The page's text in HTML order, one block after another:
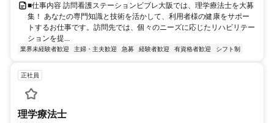
■仕事内容 訪問看護ステーションビブレ大阪では、理学療法士を大募
集！ あなたの専門知識と技術を活かして、利用者様の健康をサポー
トするお仕事です。訪問先では、個々のニーズに応じたリハビリテー
ションを提...
業界未経験者歓迎 主婦・主夫歓迎 急募 経験者歓迎 有資格者歓迎 シフト制
正社員
理学療法士